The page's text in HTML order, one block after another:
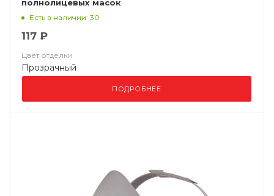
полнолицевых масок
Есть в наличии: 30
117 ₽
Цвет отделки
Прозрачный
ПОДРОБНЕЕ